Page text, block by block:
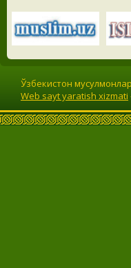
Ўзбекистон
Web sayt yaratish xizmati